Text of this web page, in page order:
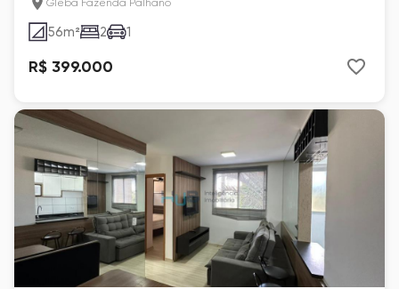
Gleba Fazenda Palhano
56m² 2 1
R$ 399.000